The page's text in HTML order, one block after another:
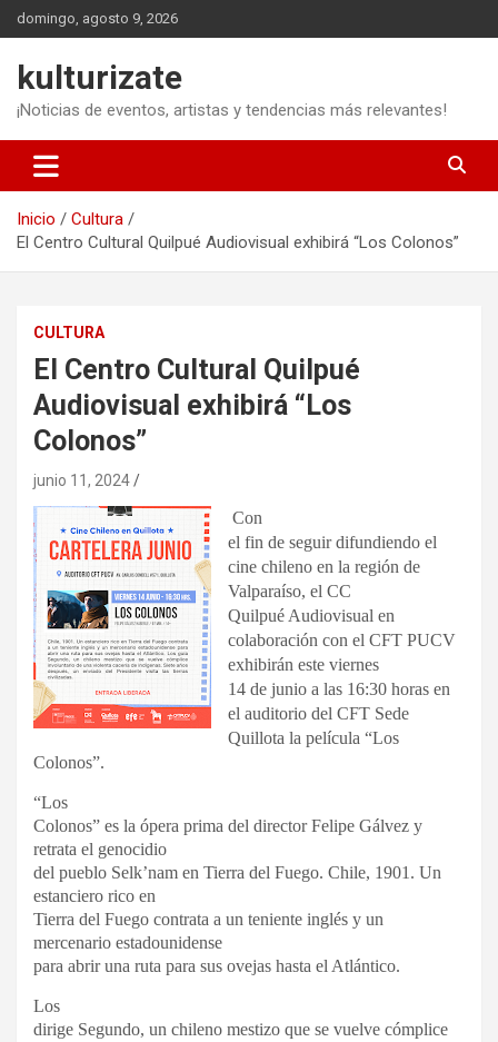
Saltar
al
domingo, agosto 9, 2026
kulturizate
¡Noticias de eventos, artistas y tendencias más relevantes!
Inicio
Cultura
El Centro Cultural Quilpué Audiovisual exhibirá “Los Colonos”
CULTURA
El Centro Cultural Quilpué
Audiovisual exhibirá “Los
Colonos”
junio 11, 2024
Con
el fin de seguir difundiendo el
cine chileno en la región de
Valparaíso, el CC
Quilpué Audiovisual en
colaboración con el CFT PUCV
exhibirán este viernes
14 de junio a las 16:30 horas en
el auditorio del CFT Sede
Quillota la película “Los
Colonos”.
“Los
Colonos” es la ópera prima del director Felipe Gálvez y
retrata el genocidio
del pueblo Selk’nam en Tierra del Fuego. Chile, 1901. Un
estanciero rico en
Tierra del Fuego contrata a un teniente inglés y un
mercenario estadounidense
para abrir una ruta para sus ovejas hasta el Atlántico.
Los
dirige Segundo, un chileno mestizo que se vuelve cómplice